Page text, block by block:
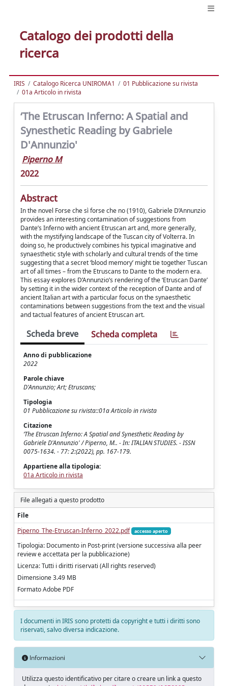
Catalogo dei prodotti della
ricerca
IRIS Catalogo Ricerca UNIROMA1
01 Pubblicazione su rivista
01a Articolo in rivista
‘The Etruscan Inferno: A Spatial and
Synesthetic Reading by Gabriele
D'Annunzio'
Piperno M
2022
Abstract
In the novel Forse che sì forse che no (1910), Gabriele D’Annunzio
provides an interesting contamination of suggestions from
Dante’s Inferno with ancient Etruscan art and, more generally,
with the mystifying landscape of the Tuscan city of Volterra. In
doing so, he productively combines his typical imaginative and
synaesthetic style with scholarly and cultural trends of the time
suggesting that a secret ‘blood memory’ might tie together Tuscan
art of all times – from the Etruscans to Dante to the modern era.
This essay explores D’Annunzio’s rendering of the ‘Etruscan Dante’
by setting it in the wider context of the reception of Dante and of
ancient Italian art with a particular focus on the synaesthetic
contaminations between suggestions from the text and the visual
and tactual features of ancient Etruscan art.
Scheda breve Scheda completa
Anno di pubblicazione
2022
Parole chiave
D'Annunzio; Art; Etruscans;
Tipologia
01 Pubblicazione su rivista::01a Articolo in rivista
Citazione
‘The Etruscan Inferno: A Spatial and Synesthetic Reading by
Gabriele D'Annunzio' / Piperno, M.. - In: ITALIAN STUDIES. - ISSN
0075-1634. - 77: 2:(2022), pp. 167-179.
Appartiene alla tipologia:
01a Articolo in rivista
File allegati a questo prodotto
File
Piperno_The-Etruscan-Inferno_2022.pdf
accesso aperto
Tipologia: Documento in Post-print (versione successiva alla peer
review e accettata per la pubblicazione)
Licenza: Tutti i diritti riservati (All rights reserved)
Dimensione 3.49 MB
Formato Adobe PDF
I documenti in IRIS sono protetti da copyright e tutti i diritti sono
riservati, salvo diversa indicazione.
Informazioni
Utilizza questo identificativo per citare o creare un link a questo